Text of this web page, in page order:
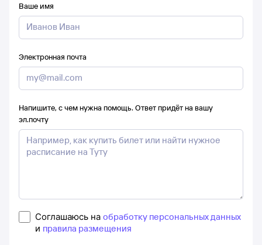
Ваше имя
Электронная почта
Напишите, с чем нужна помощь. Ответ придёт на вашу
эл.почту
Соглашаюсь на обработку персональных данных
и правила размещения